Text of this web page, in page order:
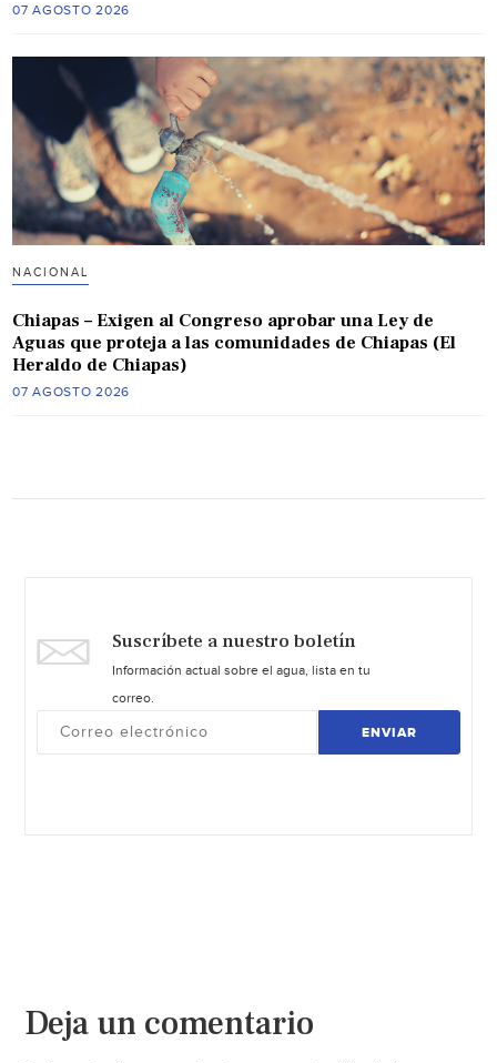
07 AGOSTO 2026
NACIONAL
Chiapas – Exigen al Congreso aprobar una Ley de
Aguas que proteja a las comunidades de Chiapas (El
Heraldo de Chiapas)
07 AGOSTO 2026
Suscríbete a nuestro boletín
Información actual sobre el agua, lista en tu
correo.
ENVIAR
Deja un comentario